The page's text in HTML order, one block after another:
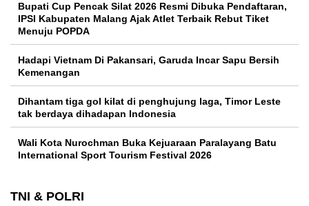
Bupati Cup Pencak Silat 2026 Resmi Dibuka Pendaftaran,
IPSI Kabupaten Malang Ajak Atlet Terbaik Rebut Tiket
Menuju POPDA
Hadapi Vietnam Di Pakansari, Garuda Incar Sapu Bersih
Kemenangan
Dihantam tiga gol kilat di penghujung laga, Timor Leste
tak berdaya dihadapan Indonesia
Wali Kota Nurochman Buka Kejuaraan Paralayang Batu
International Sport Tourism Festival 2026
TNI & POLRI